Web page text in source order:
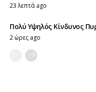
23 λεπτά ago
Πολύ Υψηλός Κίνδυνος
2 ώρες ago